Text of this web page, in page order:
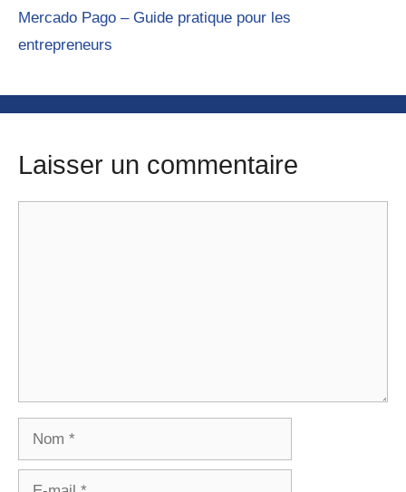
Mercado Pago – Guide pratique pour les
entrepreneurs
Laisser un commentaire